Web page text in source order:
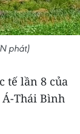
phát)
tế lần 8 của
Á-Thái Bình